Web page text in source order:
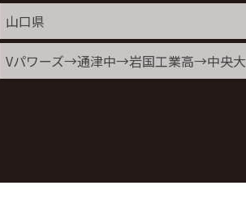
山口県
Vパワーズ→通津中→岩国工業高→中央大